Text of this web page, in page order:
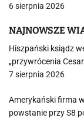
6 sierpnia 2026
NAJNOWSZE
Hiszpański ksiądz
„przywrócenia
7 sierpnia 2026
Amerykański firma
powstanie przy S8